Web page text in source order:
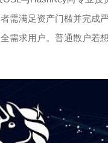
需满足资产门槛并完成
需求用户。普通散户若